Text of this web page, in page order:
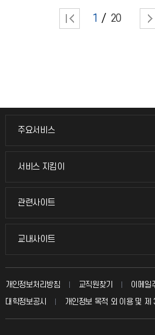
1 20
주요서비스
주요서비스
교무회의방송
입학안내
서비스 지킴이
서비스 지킴이
묻고 답하기
칭찬마당
학생서비스 지킴이
관련사이트
관련사이트
국방헬프콜
교내사이트
교내사이트
교수회
교육혁신본부
개인정보처리방침 교직원찾기
이메일
대학정보공시
개인정보 목적 외 이용 및 제